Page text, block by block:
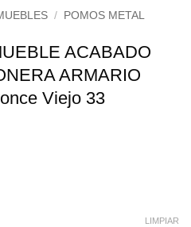
/
POMOS METAL
ACABADO
ARMARIO
Viejo 33
LIMPIAR